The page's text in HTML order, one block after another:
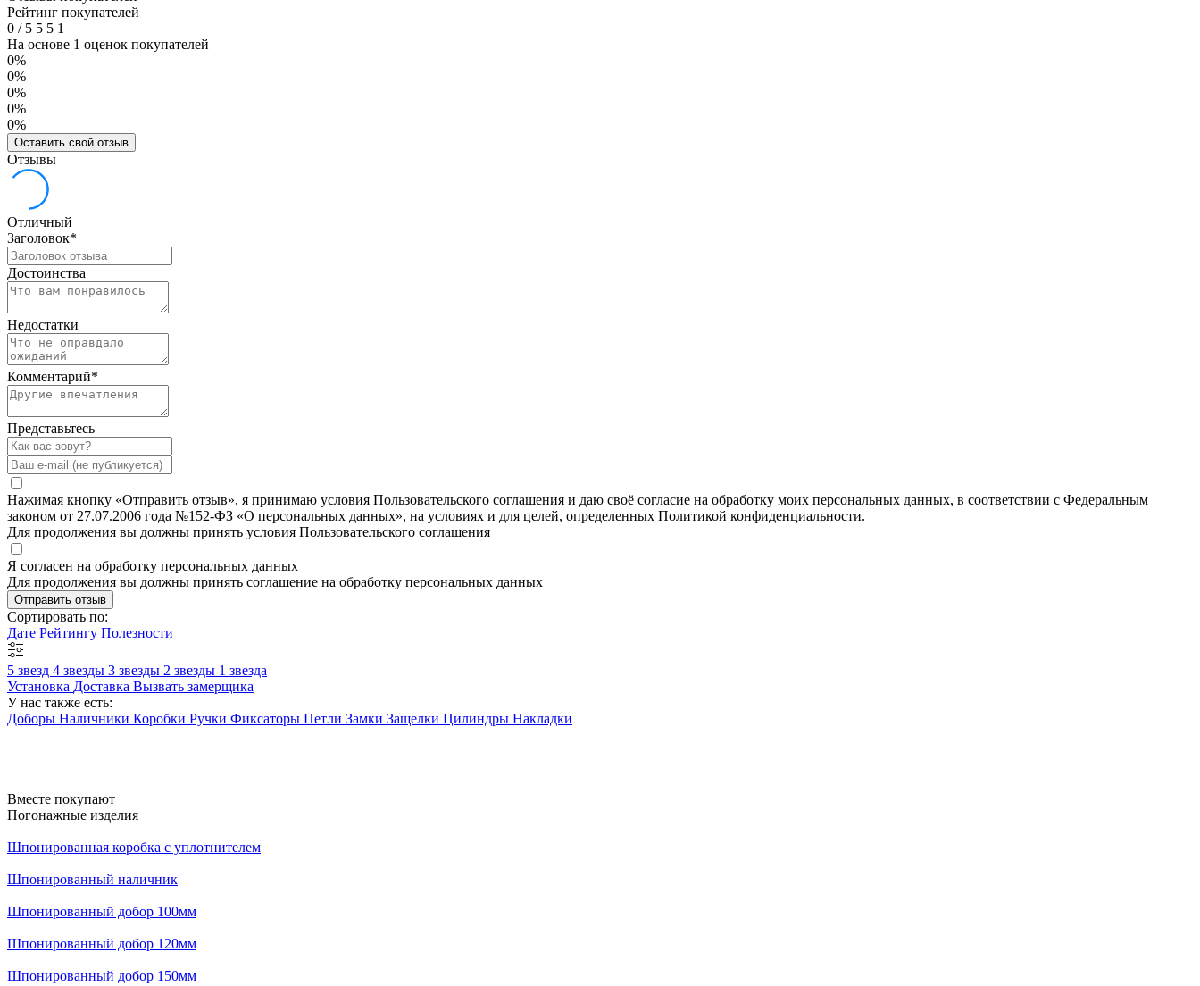
Рейтинг покупателей
0 /5 5 5 1
На основе 1 оценок покупателей
0%
0%
0%
0%
0%
Оставить свой отзыв
Отзывы
Отличный
Заголовок*
Достоинства
Недостатки
Комментарий*
Представьтесь
Нажимая кнопку «Отправить отзыв», я принимаю условия Пользовательского соглашения и даю своё согласие на обработку моих персональных данных, в соответствии с Федеральным
законом от 27.07.2006 года №152-ФЗ «О персональных данных», на условиях и для целей, определенных Политикой конфиденциальности.
Для продолжения вы должны принять условия Пользовательского соглашения
Я согласен на обработку персональных данных
Для продолжения вы должны принять соглашение на обработку персональных данных
Отправить отзыв
Сортировать по:
Дате Рейтингу Полезности
5 звезд 4 звезды 3 звезды 2 звезды 1 звезда
Установка Доставка Вызвать замерщика
У нас также есть:
Доборы Наличники Коробки Ручки Фиксаторы Петли Замки Защелки Цилиндры Накладки
Вместе покупают
Погонажные изделия
Шпонированная коробка с уплотнителем
Шпонированный наличник
Шпонированный добор 100мм
Шпонированный добор 120мм
Шпонированный добор 150мм